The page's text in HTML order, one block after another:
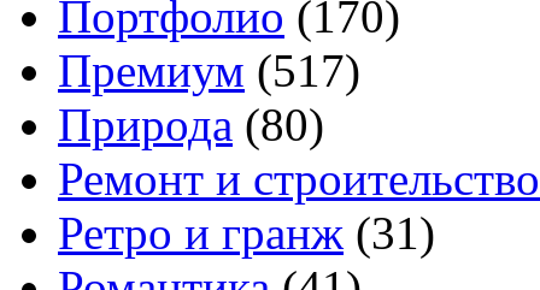
Портфолио (170)
Премиум (517)
Природа (80)
Ремонт и строительство
Ретро и гранж (31)